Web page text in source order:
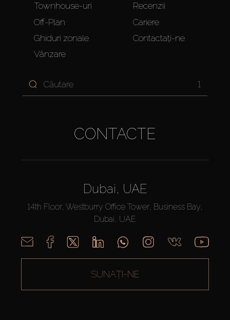
Townhouse-uri
Off-Plan
Ghiduri zonale
Vânzare
Recenzii
Cariere
Contactați-ne
1
CONTACTE
Dubai, UAE
14th Floor, Westburry Office Tower, Business Bay,
Dubai, UAE
SUNAȚI-NE